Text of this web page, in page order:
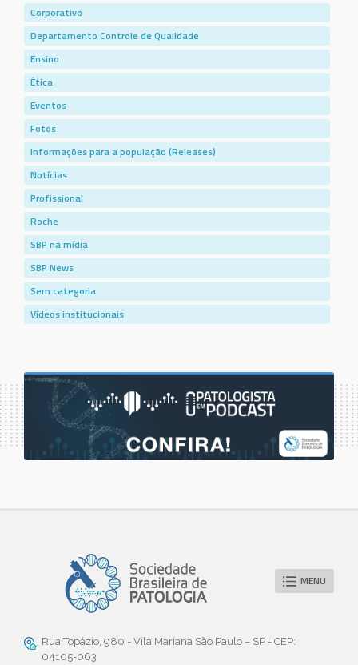
Corporativo
Departamento Controle de Qualidade
Ensino
Ética
Eventos
Fotos
Informações para a população (Releases)
Notícias
Profissional
Roche
SBP na mídia
SBP News
Sem categoria
Vídeos institucionais
MENU
Rua Topázio, 980 - Vila Mariana São Paulo – SP - CEP:
04105-063